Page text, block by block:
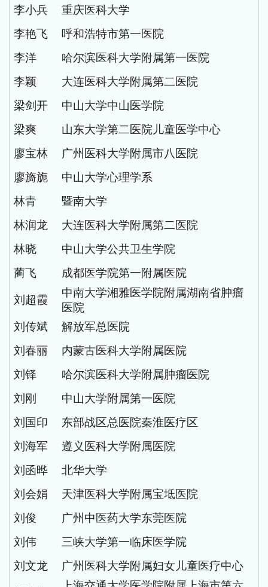
李小兵
重庆医科大学
李艳飞
呼和浩特市第一医院
李洋
哈尔滨医科大学附属第一医院
李颖
大连医科大学附属第二医院
梁剑开
中山大学中山医学院
梁爽
山东大学第二医院儿童医学中心
廖宝林
广州医科大学附属市八医院
廖旖旎
中山大学心理学系
林青
暨南大学
林润龙
大连医科大学附属第二医院
林晓
中山大学公共卫生学院
蔺飞
成都医学院第一附属医院
刘超霞
中南大学湘雅医学院附属湖南省肿瘤
医院
刘传斌
解放军总医院
刘春丽
内蒙古医科大学附属医院
刘铎
哈尔滨医科大学附属肿瘤医院
刘刚
中山大学附属第一医院
刘国印
东部战区总医院秦淮医疗区
刘海军
遵义医科大学附属医院
刘函晔
北华大学
刘会娟
天津医科大学附属宝坻医院
刘俊
广州中医药大学东莞医院
刘伟
三峡大学第一临床医学院
刘文龙
广州医科大学附属妇女儿童医疗中心